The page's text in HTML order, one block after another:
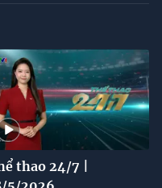
thao 24/7 |